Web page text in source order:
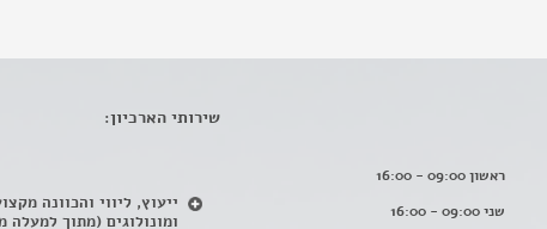
ראשון 09:00 - 16:00
שני 09:00 - 16:00
שירותי הארכיון:
ייעוץ, ליווי והכוונה